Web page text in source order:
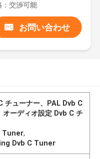
：交渉可能
お問い合わせ
チューナー、PAL Dvb C
オーディオ設定 Dvb C チ
Tuner,
Dvb C Tuner